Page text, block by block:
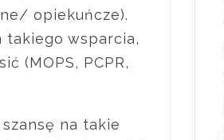
opiekuńcze).
takiego wsparcia,
(MOPS, PCPR,
na takie